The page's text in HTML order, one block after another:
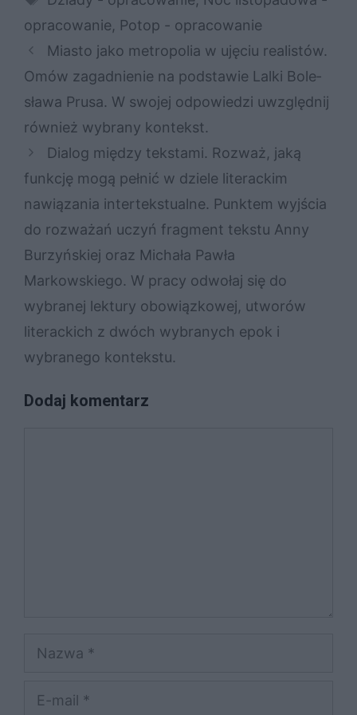
opracowanie, Potop - opracowanie
Mia­sto jako me­tro­po­lia w uję­ciu re­ali­stów.
Omów za­gad­nie­nie na pod­sta­wie Lal­ki Bo­le­
sła­wa Pru­sa. W swo­jej od­po­wie­dzi uwzględ­nij
rów­nież wy­bra­ny kon­tekst.
Dialog między tekstami. Rozważ, jaką
funkcję mogą pełnić w dziele literackim
nawiązania intertekstualne. Punktem wyjścia
do rozważań uczyń fragment tekstu Anny
Burzyńskiej oraz Michała Pawła
Markowskiego. W pracy odwołaj się do
wybranej lektury obowiązkowej, utworów
literackich z dwóch wybranych epok i
wybranego kontekstu.
Dodaj komentarz
Nazwa